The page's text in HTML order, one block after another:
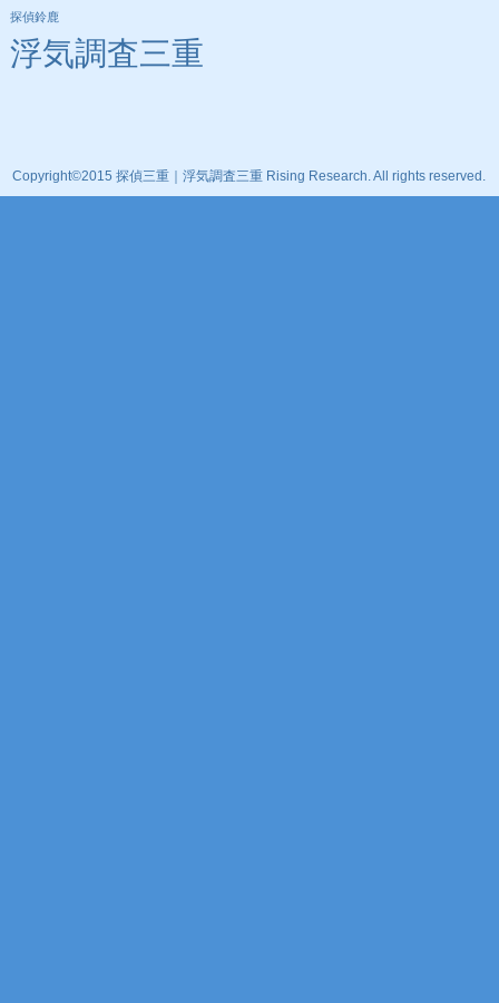
探偵鈴鹿
浮気調査三重
Copyright©2015 探偵三重｜浮気調査三重 Rising Research. All rights reserved.